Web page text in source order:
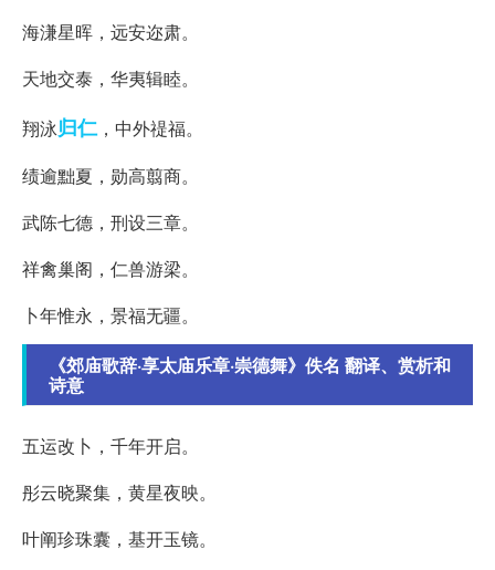
海溓星晖，远安迩肃。
天地交泰，华夷辑睦。
翔泳归仁，中外禔福。
绩逾黜夏，勋高翦商。
武陈七德，刑设三章。
祥禽巢阁，仁兽游梁。
卜年惟永，景福无疆。
《郊庙歌辞·享太庙乐章·崇德舞》佚名 翻译、赏析和
诗意
五运改卜，千年开启。
彤云晓聚集，黄星夜映。
叶阐珍珠囊，基开玉镜。